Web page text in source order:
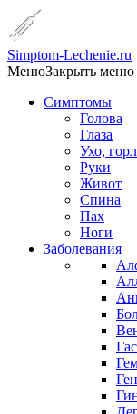
Simptom-Lechenie.ru
МенюЗакрыть меню
Симптомы
Голова
Глаза
Ухо,
Руки
Живот
Спина
Пах
Ноги
Заболевания